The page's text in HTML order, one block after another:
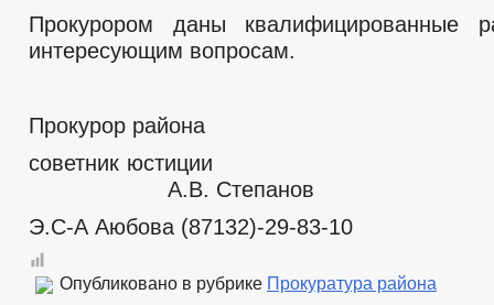
Прокурором даны квалифицированные
интересующим вопросам.
Прокурор района
советник
А.В. Степанов
Э.С-А Аюбова (87132)-29-83-10
Опубликовано в рубрике Прокуратура района